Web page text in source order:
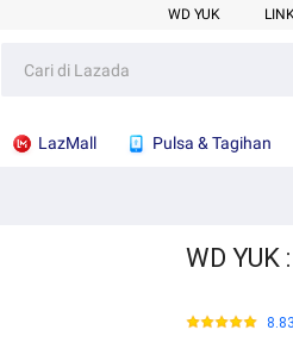
WD YUK
LazMall Pulsa & Tagihan
WD